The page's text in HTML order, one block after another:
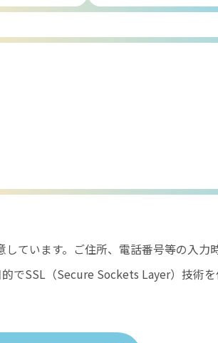
ています。 ご住所、電話番号等の入力
でSSL（Secure Sockets Layer）技術を